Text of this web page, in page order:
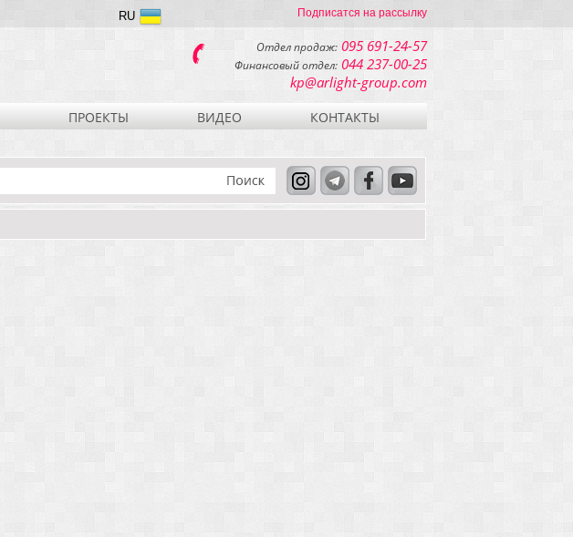
Подписатся на рассылку
RU
Отдел продаж: 095 691-24-57
Финансовый отдел: 044 237-00-25
kp@arlight-group.com
ПРОЕКТЫ ВИДЕО КОНТАКТЫ